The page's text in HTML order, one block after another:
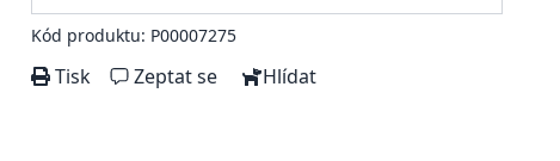
Kód produktu: P00007275
Tisk Zeptat se Hlídat